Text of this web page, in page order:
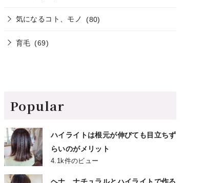
気になるコト、モノ (80)
育毛 (69)
Popular
ハイライトは根元が伸びても目立ちず
らいのがメリット
4.1k件のビュー